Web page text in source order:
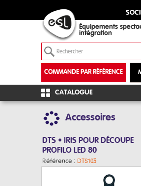
Équipements
intégration
COMMANDE PAR RÉFÉRENCE
CATALOGUE
Accessoires
DTS • IRIS POUR DÉCOUPE
PROFILO LED 80
Référence : DTS103